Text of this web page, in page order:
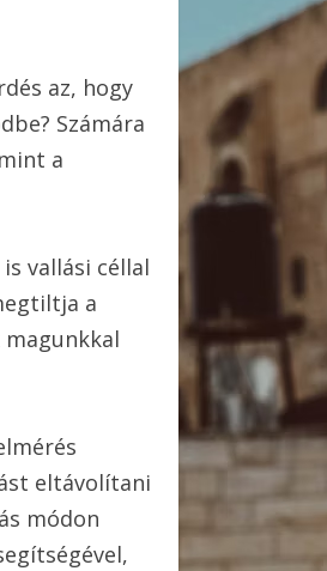
az, hogy
Számára
a
vallási céllal
a
eltávolítani
módon